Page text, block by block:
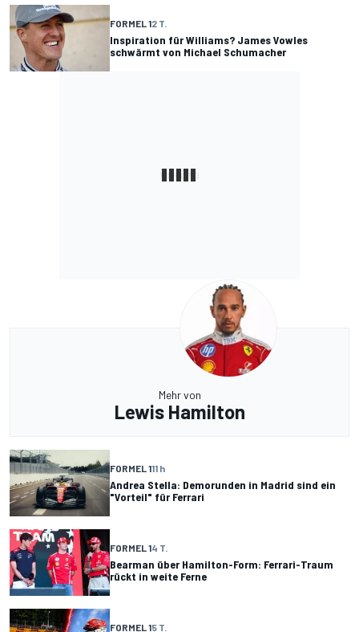
FORMEL 12 T.
Inspiration für Williams? James Vowles
schwärmt von Michael Schumacher
Mehr von
Lewis Hamilton
FORMEL 111 h
Andrea Stella: Demorunden in Madrid sind ein
"Vorteil" für Ferrari
FORMEL 14 T.
Bearman über Hamilton-Form: Ferrari-Traum
rückt in weite Ferne
FORMEL 15 T.